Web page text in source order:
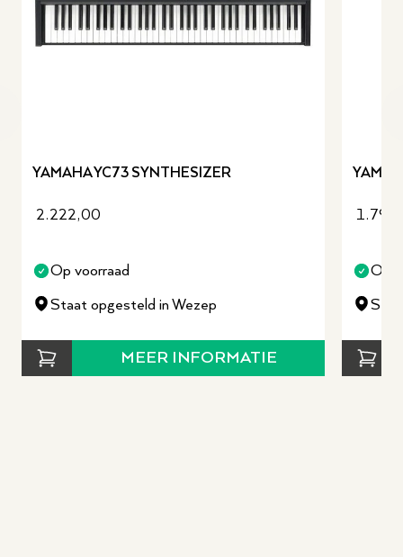
YAMAHA YC73 SYNTHESIZER
2.222,00
Op voorraad
Staat opgesteld in Wezep
MEER INFORMATIE
Op